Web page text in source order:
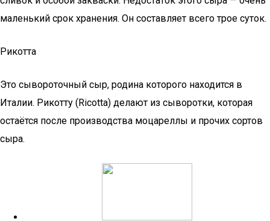
маленький срок хранения. Он составляет всего трое суток.
Рикотта
Это сывороточный сыр, родина которого находится в
Италии. Рикотту (Ricotta) делают из сыворотки, которая
остаётся после производства моцареллы и прочих сортов
сыра.